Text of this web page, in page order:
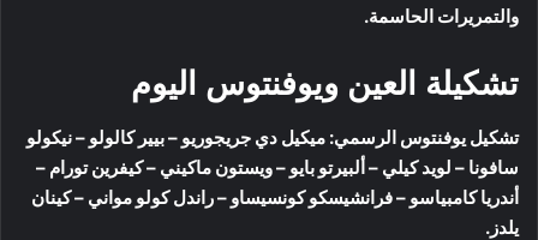
والتمريرات الحاسمة.
تشكيلة العين ويوفنتوس اليوم
تشكيل يوفنتوس الرسمي: ميكيل دي جريجوريو – بيير كالولو – نيكولو
سافونا – لويد كيلي – ألبيرتو بايو – ويستون ماكيني – كيفرين تورام –
أندريا كامبياسو – فرانشيسكو كونسيساو – راندل كولو مواني – كينان
يلدز.